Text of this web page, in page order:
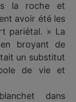
la roche et
avoir été les
pariétal. » La
broyant de
un substitut
de vie et
dans